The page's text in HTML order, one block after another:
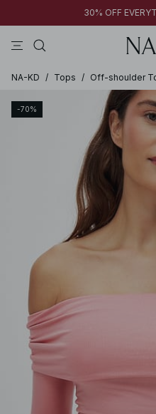
30% OFF
NA-KD / Tops / Off-shoulder
-70%